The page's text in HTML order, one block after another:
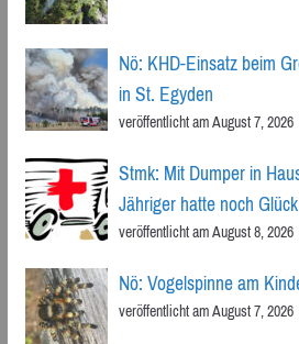
Nö: KHD-Einsatz beim
in St. Egyden
veröffentlicht am August 7, 2026
Stmk: Mit Dumper in
Jähriger hatte noch Glück
veröffentlicht am August 8, 2026
Nö: Vogelspinne am
veröffentlicht am August 7, 2026